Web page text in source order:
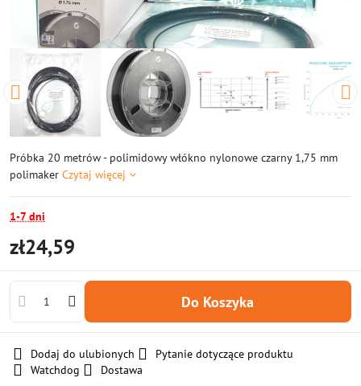
Próbka 20 metrów - polimidowy włókno nylonowe czarny 1,75 mm
polimaker Czytaj więcej
1-7 dni
zł24,59
Do Koszyka
Dodaj do ulubionych
Pytanie dotyczące produktu
Watchdog
Dostawa